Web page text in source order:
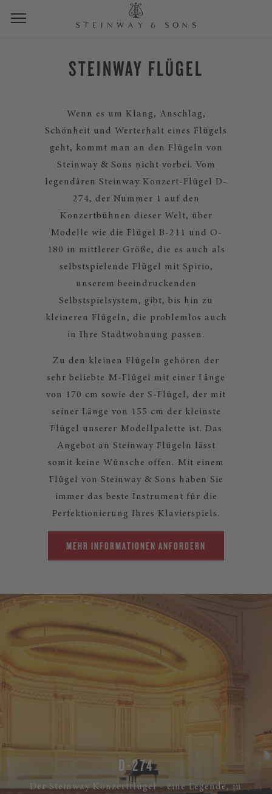
STEINWAY FLÜGEL
Wenn es um Klang, Anschlag,
Schönheit und Werterhalt eines Flügels
geht, kommt man an den Flügeln von
Steinway & Sons nicht vorbei. Vom
legendären Steinway Konzert-Flügel D-
274, der Nummer 1 auf den
Konzertbühnen dieser Welt, über
Modelle wie die Flügel B-211 und O-
180 in mittlerer Größe, die es auch als
selbstspielende Flügel mit Spirio,
unserem beeindruckenden
Selbstspielsystem, gibt, bis hin zu
kleineren Flügeln, die problemlos auch
in Ihre Stadtwohnung passen.
Zu den kleinen Flügeln gehören der
sehr beliebte M-Flügel mit einer Länge
von 170 cm sowie der S-Flügel, der mit
seiner Länge von 155 cm der kleinste
Flügel unserer Modellpalette ist. Das
Angebot an Steinway Flügeln lässt
somit keine Wünsche offen. Mit einem
Flügel von Steinway & Sons haben Sie
immer das beste Instrument für die
Perfektionierung Ihres Klavierspiels.
MEHR INFORMATIONEN ANFORDERN
D-274
Der Steinway Konzertflügel - eine Legende, in